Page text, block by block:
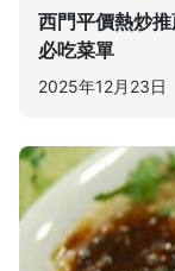
西門平價熱炒
必吃菜單
2025年12月23日